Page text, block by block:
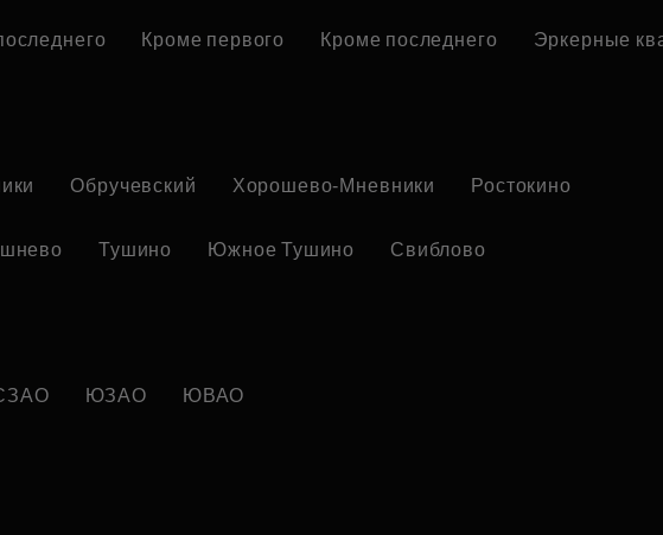
Кроме первого Кроме последнего Эркерные
Обручевский Хорошево-Мневники Ростокино
Тушино Южное Тушино Свиблово
ЮЗАО ЮВАО